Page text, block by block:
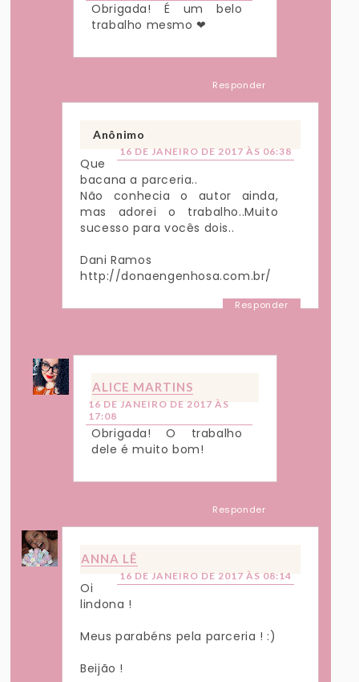
Obrigada! É um belo
trabalho mesmo ❤
Responder
Anônimo
16 DE JANEIRO DE 2017 ÀS 06:38
Que
bacana a parceria..
Não conhecia o autor ainda,
mas adorei o trabalho..Muito
sucesso para vocês dois..
Dani Ramos
http://donaengenhosa.com.br/
Responder
ALICE MARTINS
16 DE JANEIRO DE 2017 ÀS
17:08
Obrigada! O trabalho
dele é muito bom!
Responder
ANNA LÊ
16 DE JANEIRO DE 2017 ÀS 08:14
Oi
lindona !
Meus parabéns pela parceria ! :)
Beijão !